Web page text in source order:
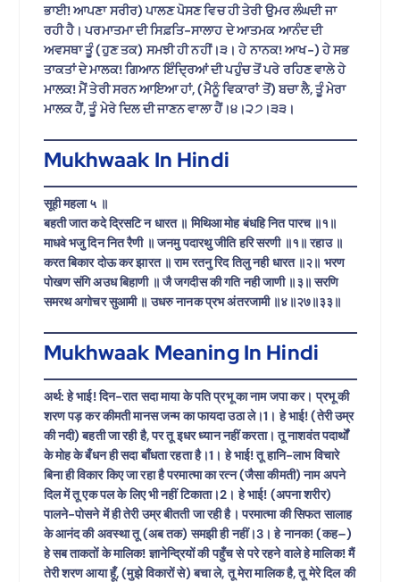
ਭਾਈ! ਆਪਣਾ ਸਰੀਰ) ਪਾਲਣ ਪੋਸਣ ਵਿਚ ਹੀ ਤੇਰੀ ਉਮਰ ਲੰਘਦੀ ਜਾ
ਰਹੀ ਹੈ। ਪਰਮਾਤਮਾ ਦੀ ਸਿਫ਼ਤਿ-ਸਾਲਾਹ ਦੇ ਆਤਮਕ ਆਨੰਦ ਦੀ
ਅਵਸਥਾ ਤੂੰ (ਹੁਣ ਤਕ) ਸਮਝੀ ਹੀ ਨਹੀਂ।੩। ਹੇ ਨਾਨਕ! ਆਖ-) ਹੇ ਸਭ
ਤਾਕਤਾਂ ਦੇ ਮਾਲਕ! ਗਿਆਨ ਇੰਦ੍ਰਿਆਂ ਦੀ ਪਹੁੰਚ ਤੋਂ ਪਰੇ ਰਹਿਣ ਵਾਲੇ ਹੇ
ਮਾਲਕ! ਮੈਂ ਤੇਰੀ ਸਰਨ ਆਇਆ ਹਾਂ, (ਮੈਨੂੰ ਵਿਕਾਰਾਂ ਤੋਂ) ਬਚਾ ਲੈ, ਤੂੰ ਮੇਰਾ
ਮਾਲਕ ਹੈਂ, ਤੂੰ ਮੇਰੇ ਦਿਲ ਦੀ ਜਾਣਨ ਵਾਲਾ ਹੈਂ।੪।੨੭।੩੩।
Mukhwaak In Hindi
सूही महला ५ ॥
बहती जात कदे द्रिसटि न धारत ॥ मिथिआ मोह बंधहि नित पारच ॥१॥
माधवे भजु दिन नित रैणी ॥ जनमु पदारथु जीति हरि सरणी ॥१॥ रहाउ ॥
करत बिकार दोऊ कर झारत ॥ राम रतनु रिद तिलु नही धारत ॥२॥ भरण
पोखण संगि अउध बिहाणी ॥ जै जगदीस की गति नही जाणी ॥३॥ सरणि
समरथ अगोचर सुआमी ॥ उधरु नानक प्रभ अंतरजामी ॥४॥२७॥३३॥
Mukhwaak Meaning In Hindi
अर्थ: हे भाई! दिन-रात सदा माया के पति प्रभू का नाम जपा कर। प्रभू की
शरण पड़ कर कीमती मानस जन्म का फायदा उठा ले।1। हे भाई! (तेरी उम्र
की नदी) बहती जा रही है, पर तू इधर ध्यान नहीं करता। तू नाशवंत पदार्थों
के मोह के बँधन ही सदा बाँधता रहता है।1। हे भाई! तू हानि-लाभ विचारे
बिना ही विकार किए जा रहा है परमात्मा का रत्न (जैसा कीमती) नाम अपने
दिल में तू एक पल के लिए भी नहीं टिकाता।2। हे भाई! (अपना शरीर)
पालने-पोसने में ही तेरी उम्र बीतती जा रही है। परमात्मा की सिफत सालाह
के आनंद की अवस्था तू (अब तक) समझी ही नहीं।3। हे नानक! (कह–)
हे सब ताकतों के मालिक! ज्ञानेन्द्रियों की पहुँच से परे रहने वाले हे मालिक! मैं
तेरी शरण आया हूँ, (मुझे विकारों से) बचा ले, तू मेरा मालिक है, तू मेरे दिल की